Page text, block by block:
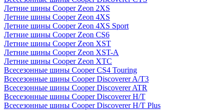
Летние шины Cooper Zeon 2XS
Летние шины Cooper Zeon 4XS
Летние шины Cooper Zeon 4XS Sport
Летние шины Cooper Zeon CS6
Летние шины Cooper Zeon XST
Летние шины Cooper Zeon XST-A
Летние шины Cooper Zeon XTC
Всесезонные шины Cooper CS4 Touring
Всесезонные шины Cooper Discoverer A/T3
Всесезонные шины Cooper Discoverer ATR
Всесезонные шины Cooper Discoverer H/T
Всесезонные шины Cooper Discoverer H/T Plus